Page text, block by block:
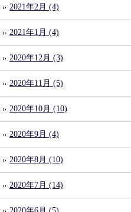
2021年2月 (4)
2021年1月 (4)
2020年12月 (3)
2020年11月 (5)
2020年10月 (10)
2020年9月 (4)
2020年8月 (10)
2020年7月 (14)